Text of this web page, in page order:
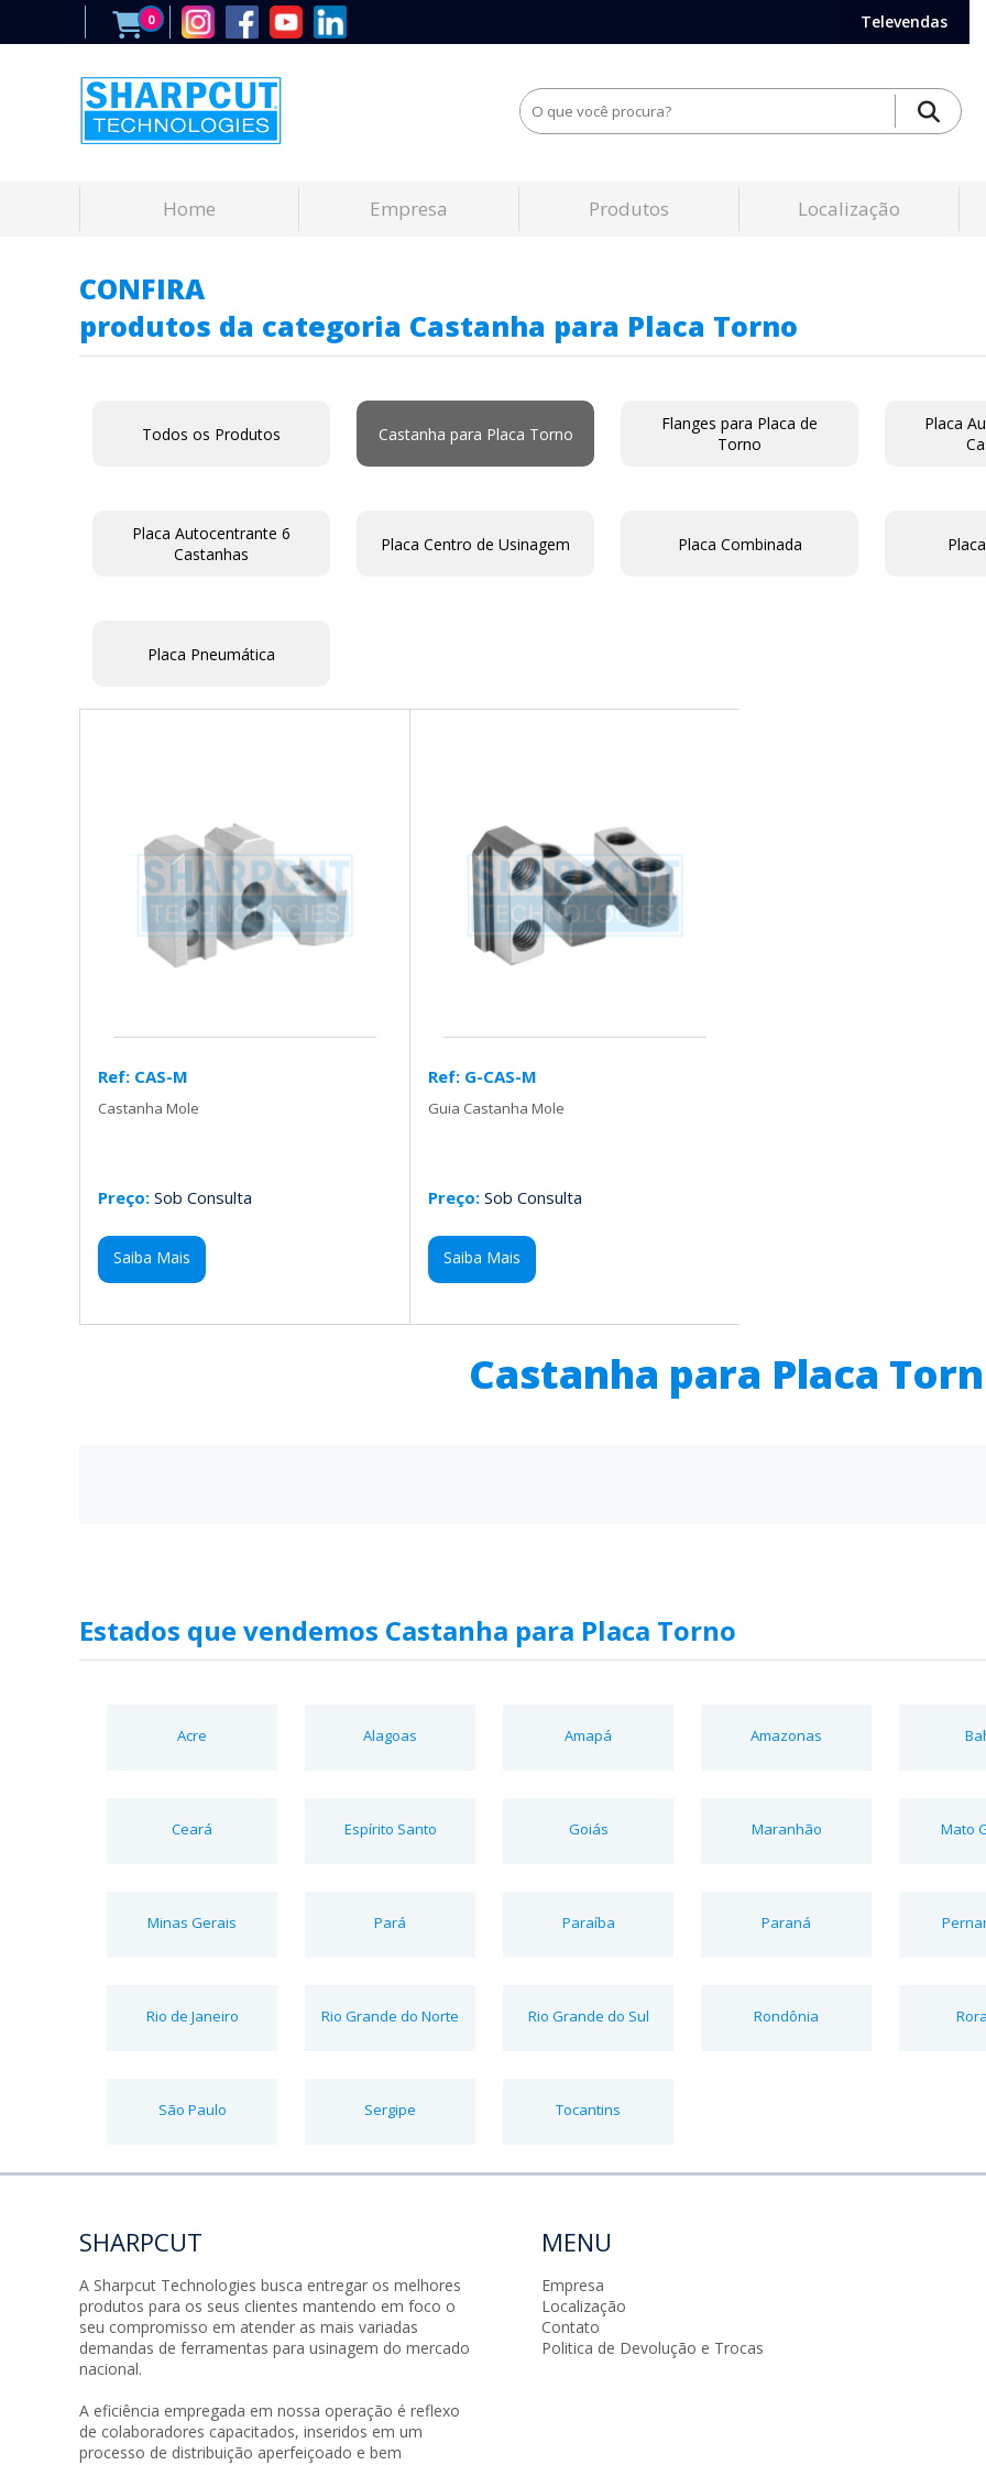
0 Televendas
Home Empresa Produtos Localização
CONFIRA
produtos da categoria Castanha para Placa Torno
Todos os Produtos Castanha para Placa Torno
Flanges para Placa de
Torno
Placa
Placa Autocentrante 6
Castanhas
Placa Centro de Usinagem Placa Combinada
Placa Pneumática
Ref: CAS-M
Castanha Mole
Preço: Sob Consulta
Saiba Mais
Ref: G-CAS-M
Guia Castanha Mole
Preço: Sob Consulta
Saiba Mais
Castanha para Placa
Estados que vendemos Castanha para Placa Torno
Acre Alagoas Amapá Amazonas
Ceará Espírito Santo Goiás Maranhão Mato
Minas Gerais Pará Paraíba Paraná
Rio de Janeiro Rio Grande do Norte Rio Grande do Sul Rondônia
São Paulo Sergipe Tocantins
SHARPCUT
A Sharpcut Technologies busca entregar os melhores
produtos para os seus clientes mantendo em foco o
seu compromisso em atender as mais variadas
demandas de ferramentas para usinagem do mercado
nacional.
A eficiência empregada em nossa operação é reflexo
de colaboradores capacitados, inseridos em um
processo de distribuição aperfeiçoado e bem
MENU
Empresa
Localização
Contato
Politica de Devolução e Trocas